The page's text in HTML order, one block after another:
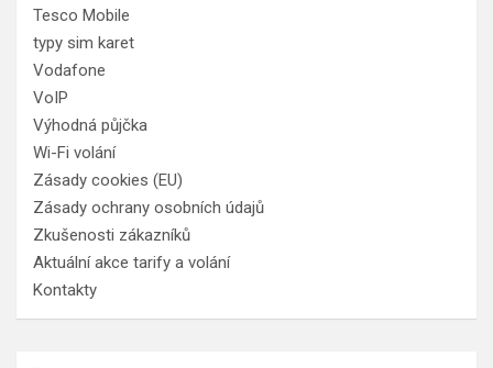
Tesco Mobile
typy sim karet
Vodafone
VoIP
Výhodná půjčka
Wi-Fi volání
Zásady cookies (EU)
Zásady ochrany osobních údajů
Zkušenosti zákazníků
Aktuální akce tarify a volání
Kontakty